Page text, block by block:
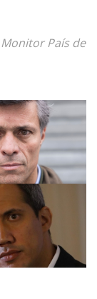
País de